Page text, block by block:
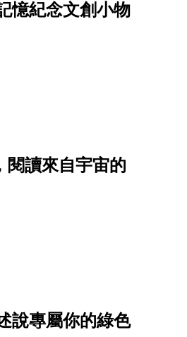
憶紀念文創小物
閱讀來自宇宙的
說專屬你的綠色